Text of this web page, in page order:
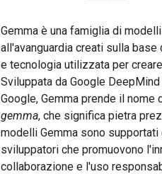
Gemma è una famiglia di
all'avanguardia creati sulla
e tecnologia utilizzata per
Sviluppata da Google
Google, Gemma prende il nome
gemma, che significa pietra
modelli Gemma sono
sviluppatori che promuovono
collaborazione e l'uso